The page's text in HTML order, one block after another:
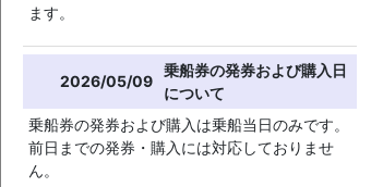
ます。
2026/05/09
乗船券の発券および購入日
について
乗船券の発券および購入は乗船当日のみです。
前日までの発券・購入には対応しておりませ
ん。